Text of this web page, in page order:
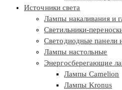
Источники света
Лампы накаливания и
Светильники-
Светодиодные панели
Лампы настольные
Энергосберегающие
Лампы Camelion
Лампы Kronus